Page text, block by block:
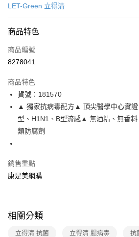
數位禮券
LINE Pay
街口支付
悠遊付
Google Pay
宅配-下單後3-5個工作天配送(不含預購品)
每筆NT$100，滿NT$799(含以上)免運費
LET-Green 立得清
商品特色
商品編號
8278041
商品特色
貨號：181570
▲ 獨家抗病毒配方▲ 頂尖醫學中心實證
型、H1N1、B型流感▲ 無酒精、無香
類防腐劑
銷售重點
康是美網購
相關分類
立得清 抗菌 立得清 腸病毒 抗